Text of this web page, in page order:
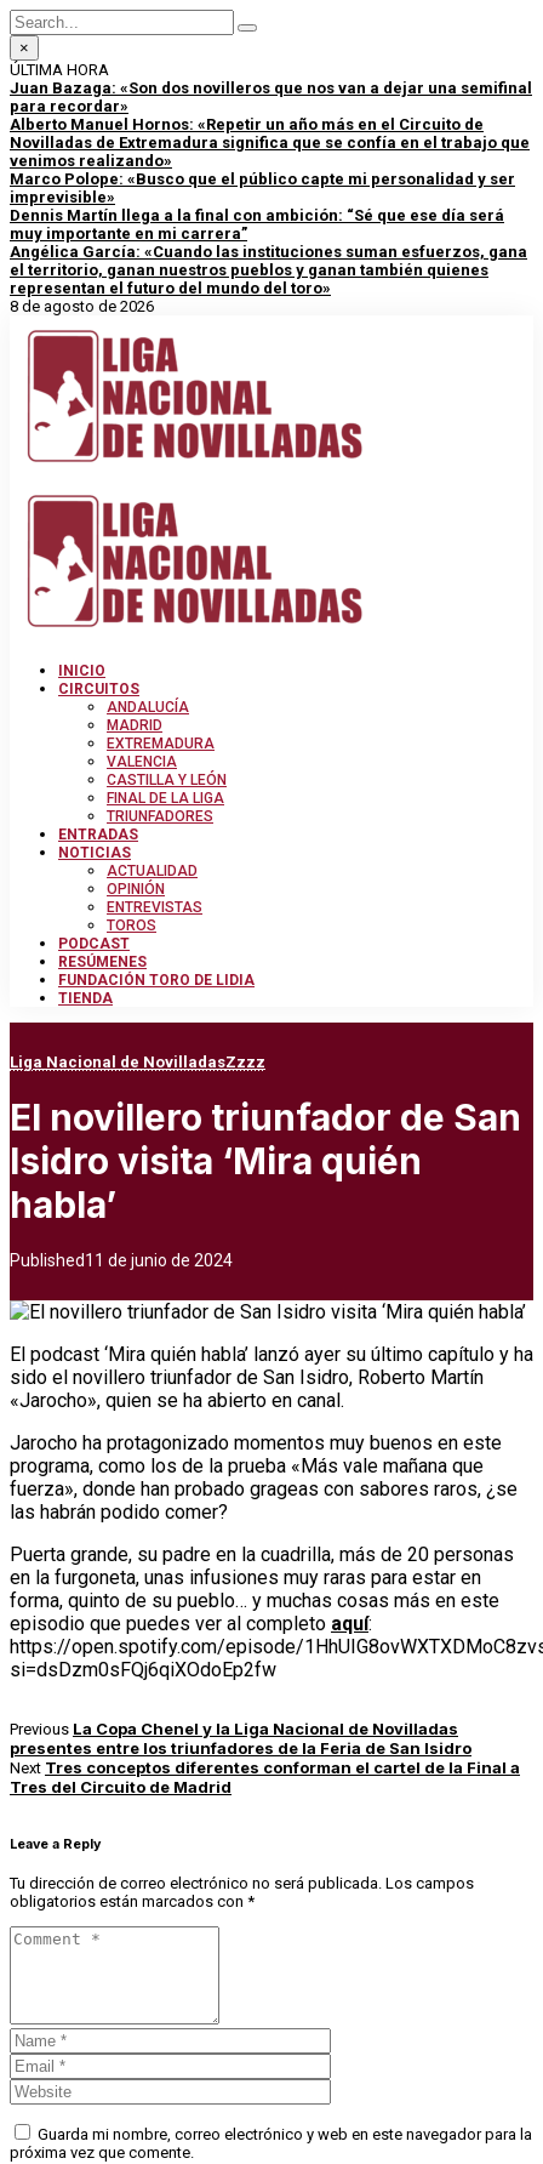
×
ÚLTIMA HORA
Juan Bazaga: «Son dos novilleros que nos van a dejar una semifinal
para recordar»
Alberto Manuel Hornos: «Repetir un año más en el Circuito de
Novilladas de Extremadura significa que se confía en el trabajo que
venimos realizando»
Marco Polope: «Busco que el público capte mi personalidad y ser
imprevisible»
Dennis Martín llega a la final con ambición: “Sé que ese día será
muy importante en mi carrera”
Angélica García: «Cuando las instituciones suman esfuerzos, gana
el territorio, ganan nuestros pueblos y ganan también quienes
representan el futuro del mundo del toro»
8 de agosto de 2026
INICIO
CIRCUITOS
ANDALUCÍA
MADRID
EXTREMADURA
VALENCIA
CASTILLA Y LEÓN
FINAL DE LA LIGA
TRIUNFADORES
ENTRADAS
NOTICIAS
ACTUALIDAD
OPINIÓN
ENTREVISTAS
TOROS
PODCAST
RESÚMENES
FUNDACIÓN TORO DE LIDIA
TIENDA
Liga Nacional de NovilladasZzzz
El novillero triunfador de San
Isidro visita ‘Mira quién
habla’
Published11 de junio de 2024
El podcast ‘Mira quién habla’ lanzó ayer su último capítulo y ha
sido el novillero triunfador de San Isidro, Roberto Martín
«Jarocho», quien se ha abierto en canal.
Jarocho ha protagonizado momentos muy buenos en este
programa, como los de la prueba «Más vale mañana que
fuerza», donde han probado grageas con sabores raros, ¿se
las habrán podido comer?
Puerta grande, su padre en la cuadrilla, más de 20 personas
en la furgoneta, unas infusiones muy raras para estar en
forma, quinto de su pueblo… y muchas cosas más en este
episodio que puedes ver al completo aquí:
https://open.spotify.com/episode/
si=dsDzm0sFQj6qiXOdoEp2fw
Previous La Copa Chenel y la Liga Nacional de Novilladas
presentes entre los triunfadores de la Feria de San Isidro
Next Tres conceptos diferentes conforman el cartel de la Final a
Tres del Circuito de Madrid
Leave a Reply
Tu dirección de correo electrónico no será publicada. Los campos
obligatorios están marcados con *
Guarda mi nombre, correo electrónico y web en este navegador para la
próxima vez que comente.